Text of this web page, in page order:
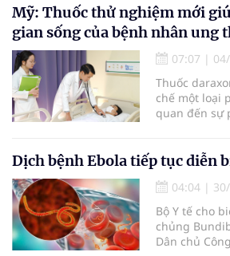
lây truyền
Uganda.
Mỹ: Thuốc thử nghiệm mới
gian sống của bệnh nhân ung
07:07 |
Thuốc
chế một loại
quan đến sự
Dịch bệnh Ebola tiếp tục diễn
04:04 |
Bộ Y tế cho
chủng
Dân chủ